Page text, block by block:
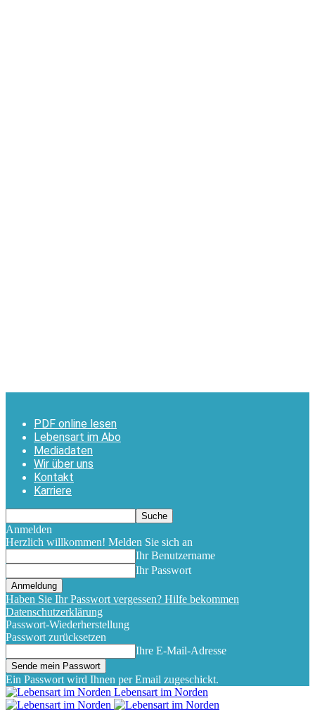
PDF online lesen
Lebensart im Abo
Mediadaten
Wir über uns
Kontakt
Karriere
Anmelden
Herzlich willkommen! Melden Sie sich an
Ihr Benutzername
Ihr Passwort
Haben Sie Ihr Passwort vergessen? Hilfe bekommen
Datenschutzerklärung
Passwort-Wiederherstellung
Passwort zurücksetzen
Ihre E-Mail-Adresse
Ein Passwort wird Ihnen per Email zugeschickt.
Lebensart im Norden